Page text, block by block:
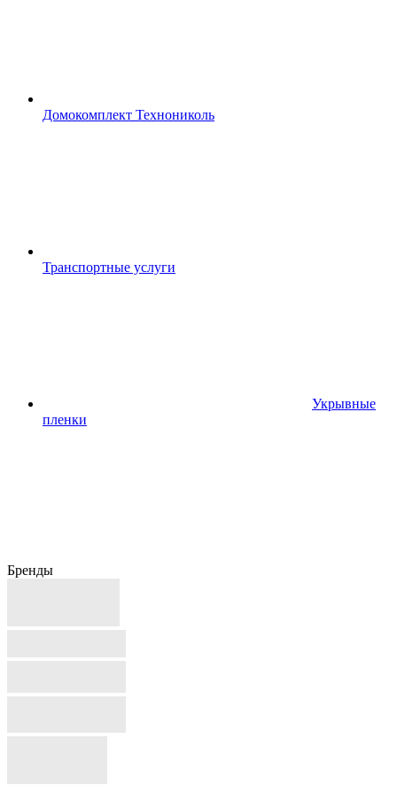
Домокомплект Технониколь
Транспортные услуги
Укрывные
пленки
Бренды